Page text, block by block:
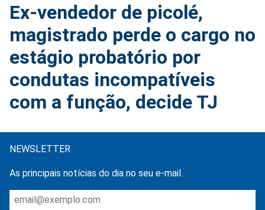
Ex-vendedor de picolé,
magistrado perde o cargo no
estágio probatório por
condutas incompatíveis
com a função, decide TJ
NEWSLETTER
As principais notícias do dia no seu e-mail.